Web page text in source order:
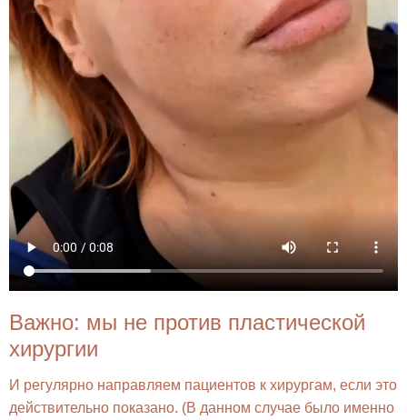
Важно: мы не против пластической
хирургии
И регулярно направляем пациентов к хирургам, если это
действительно показано. (В данном случае было именно